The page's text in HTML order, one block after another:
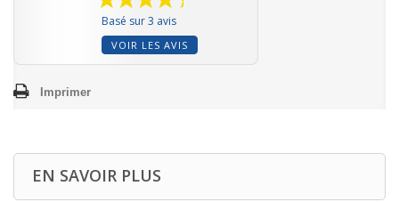
Basé sur 3 avis
VOIR LES AVIS
Imprimer
EN SAVOIR PLUS